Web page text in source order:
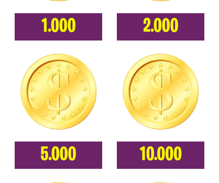
1.000 2.000
5.000 10.000